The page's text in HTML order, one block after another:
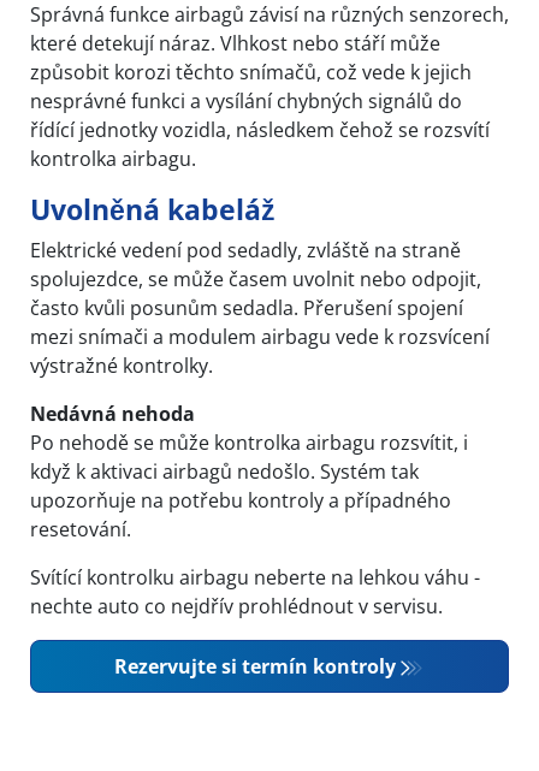
Správná funkce airbagů závisí na různých senzorech,
které detekují náraz. Vlhkost nebo stáří může
způsobit korozi těchto snímačů, což vede k jejich
nesprávné funkci a vysílání chybných signálů do
řídící jednotky vozidla, následkem čehož se rozsvítí
kontrolka airbagu.
Uvolněná kabeláž
Elektrické vedení pod sedadly, zvláště na straně
spolujezdce, se může časem uvolnit nebo odpojit,
často kvůli posunům sedadla. Přerušení spojení
mezi snímači a modulem airbagu vede k rozsvícení
výstražné kontrolky.
Nedávná nehoda
Po nehodě se může kontrolka airbagu rozsvítit, i
když k aktivaci airbagů nedošlo. Systém tak
upozorňuje na potřebu kontroly a případného
resetování.
Svítící kontrolku airbagu neberte na lehkou váhu -
nechte auto co nejdřív prohlédnout v servisu.
Rezervujte si termín kontroly